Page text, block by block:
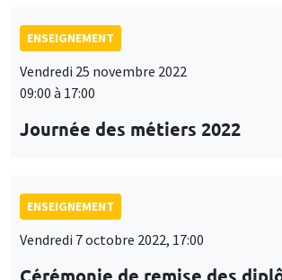
ENSEIGNEMENT
Vendredi 25 novembre 2022
09:00 à 17:00
Journée des métiers 2022
ENSEIGNEMENT
Vendredi 7 octobre 2022, 17:00